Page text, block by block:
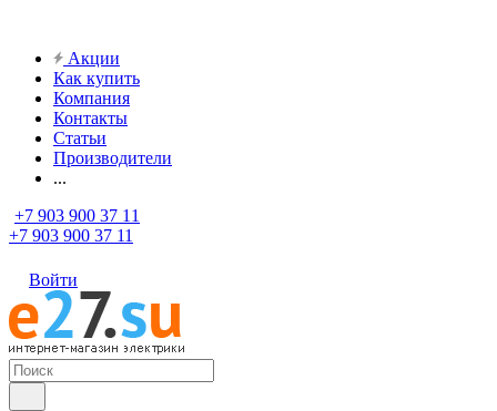
Акции
Как купить
Компания
Контакты
Статьи
Производители
...
+7 903 900 37 11
+7 903 900 37 11
Войти